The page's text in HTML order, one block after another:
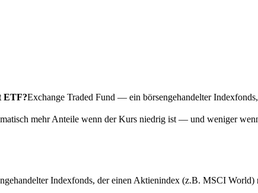
ETF?Exchange Traded Fund — ein börsengehandelter
mehr Anteile wenn der Kurs niedrig ist — und weniger
Indexfonds, der einen Aktienindex (z.B. MSCI World)